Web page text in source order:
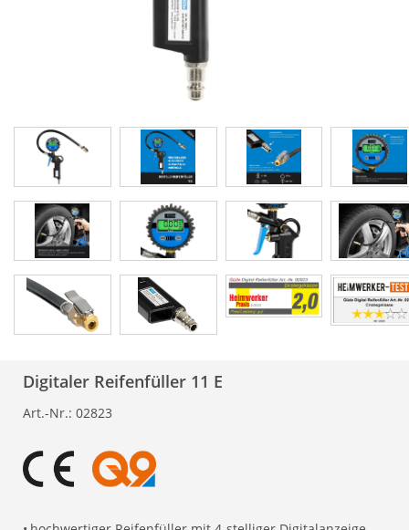
Digitaler Reifenfüller 11 E
Art.-Nr.: 02823